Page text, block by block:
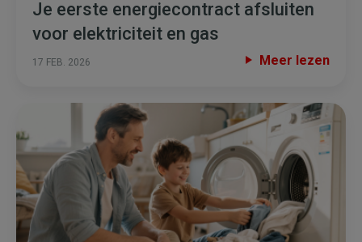
Je eerste energiecontract afsluiten
voor elektriciteit en gas
17 FEB. 2026 Meer lezen